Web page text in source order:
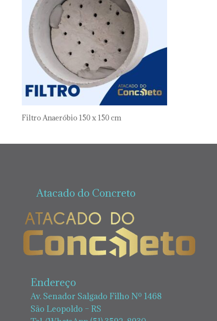
Filtro Anaeróbio 150 x 150 cm
Atacado do Concreto
Endereço
Av. Senador Salgado Filho Nº 1468
São Leopoldo – RS